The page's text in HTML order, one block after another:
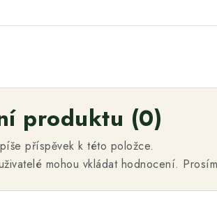
produktu (0)
příspěvek k této položce.
mohou vkládat hodnocení. Prosím